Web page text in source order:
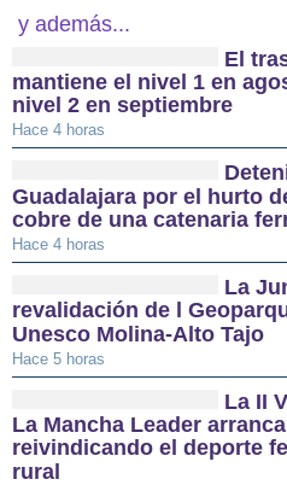
y además...
El
mantiene el nivel 1 en
nivel 2 en septiembre
Hace 4 horas
Guadalajara por el hurto
cobre de una catenaria
Hace 4 horas
La
revalidación de l
Unesco Molina-Alto Tajo
Hace 5 horas
La II
La Mancha Leader
reivindicando el deporte
rural